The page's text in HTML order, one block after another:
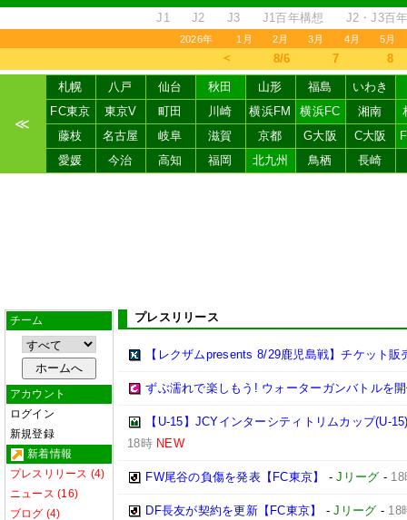
J1 J2 J3 J1百年構想 J2・J3百
2026年 1月 2月 3月 4月 5月
＜ 8/6 7 8
≪
札幌 八戸 仙台 秋田 山形 福島
いわき
FC東京
東京V 町田 川崎 横浜FM 横浜FC 湘南
藤枝
名古屋 岐阜 滋賀 京都 G大阪 C大阪
愛媛
今治 高知 福岡 北九州 鳥栖 長崎
チーム
アカウント
ログイン
新規登録
新着情報
プレスリリース (4)
ニュース (16)
ブログ (4)
プレスリリース
【レクザムpresents 8/29鹿児島戦】チケット販
ずぶ濡れで楽しもう! ウォーターガンバトルを
【U-15】JCYインターシティトリムカップ(U-
18時 NEW
FW尾谷の負傷を発表【FC東京】 -Jリーグ - 18
DF長友が契約を更新【FC東京】 -Jリーグ - 18